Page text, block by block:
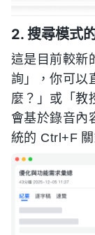
2. 搜尋模式
這是目前較新
詢」，你可以
麼？」或「教
會基於錄音內
統的 Ctrl+F